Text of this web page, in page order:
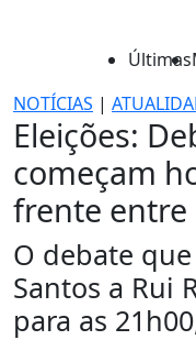
Últimas
NOTÍCIAS |
Eleições:
começam
frente entre
O debate
Santos a Rui
para as